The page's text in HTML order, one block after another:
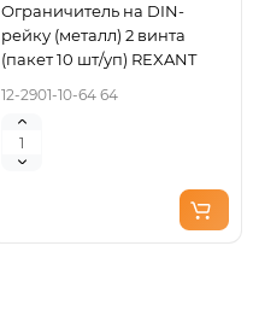
Ограничитель на DIN-
рейку (металл) 2 винта
(пакет 10 шт/уп) REXANT
12-2901-10-64 64